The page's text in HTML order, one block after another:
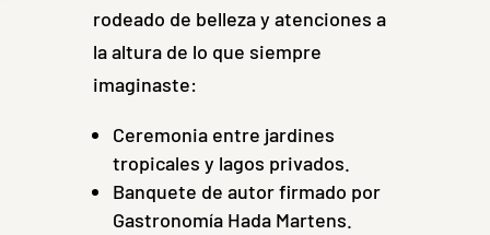
rodeado de belleza y atenciones a
la altura de lo que siempre
imaginaste:
Ceremonia entre jardines
tropicales y lagos privados.
Banquete de autor firmado por
Gastronomía Hada Martens.